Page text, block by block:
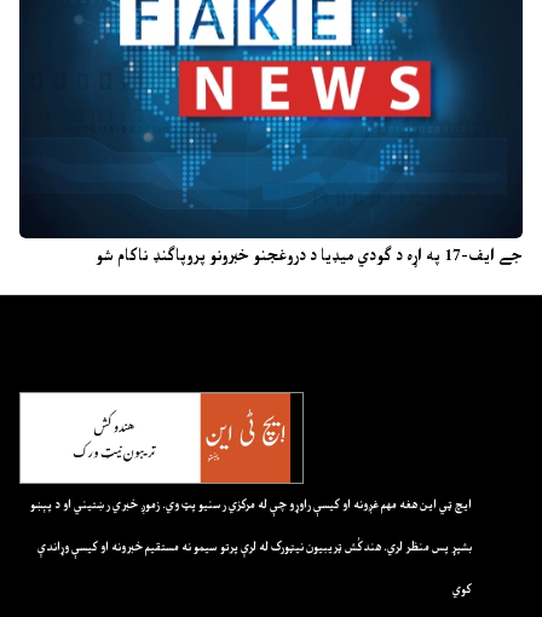
جے ایف-17 په اړه د ګودي میډیا د دروغجنو خبرونو پروپاګنډ ناکام شو
ايچ ټي اين هغه مهم غږونه او کيسې راوړو چې له مرکزي رسنيو پټ وي. زموږ خبري رښتيني او د پېښو
بشپړ پس منظر لري. هندکُش ټريبيون نيټورک له لرې پرتو سيمو نه مستقيم خبرونه او کيسې وړاندې
کوي